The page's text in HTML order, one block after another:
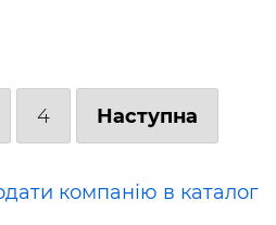
4 Наступна
компанію в каталог